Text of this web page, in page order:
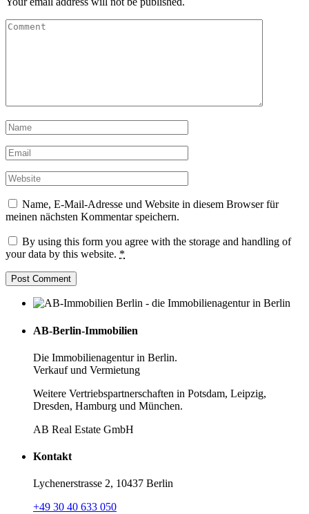
Name, E-Mail-Adresse und Website in diesem Browser für
meinen nächsten Kommentar speichern.
By using this form you agree with the storage and handling of
your data by this website. *
AB-Berlin-Immobilien
Die Immobilienagentur in Berlin.
Verkauf und Vermietung
Weitere Vertriebspartnerschaften in Potsdam, Leipzig,
Dresden, Hamburg und München.
AB Real Estate GmbH
Kontakt
Lychenerstrasse 2, 10437 Berlin
+49 30 40 633 050